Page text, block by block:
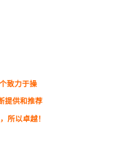
致力于操
提供和推荐
所以卓越！